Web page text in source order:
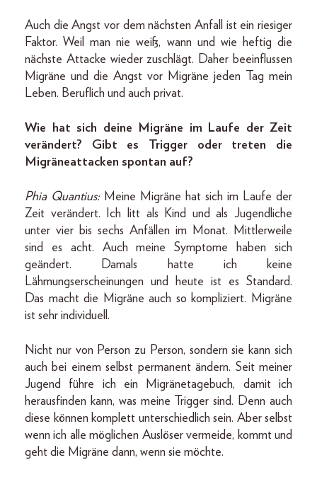
Auch die Angst vor dem nächsten Anfall ist ein riesiger
Faktor. Weil man nie weiß, wann und wie heftig die
nächste Attacke wieder zuschlägt. Daher beeinflussen
Migräne und die Angst vor Migräne jeden Tag mein
Leben. Beruflich und auch privat.
Wie hat sich deine Migräne im Laufe der Zeit
verändert? Gibt es Trigger oder treten die
Migräneattacken spontan auf?
Phia Quantius: Meine Migräne hat sich im Laufe der
Zeit verändert. Ich litt als Kind und als Jugendliche
unter vier bis sechs Anfällen im Monat. Mittlerweile
sind es acht. Auch meine Symptome haben sich
geändert. Damals hatte ich keine
Lähmungserscheinungen und heute ist es Standard.
Das macht die Migräne auch so kompliziert. Migräne
ist sehr individuell.
Nicht nur von Person zu Person, sondern sie kann sich
auch bei einem selbst permanent ändern. Seit meiner
Jugend führe ich ein Migränetagebuch, damit ich
herausfinden kann, was meine Trigger sind. Denn auch
diese können komplett unterschiedlich sein. Aber selbst
wenn ich alle möglichen Auslöser vermeide, kommt und
geht die Migräne dann, wenn sie möchte.